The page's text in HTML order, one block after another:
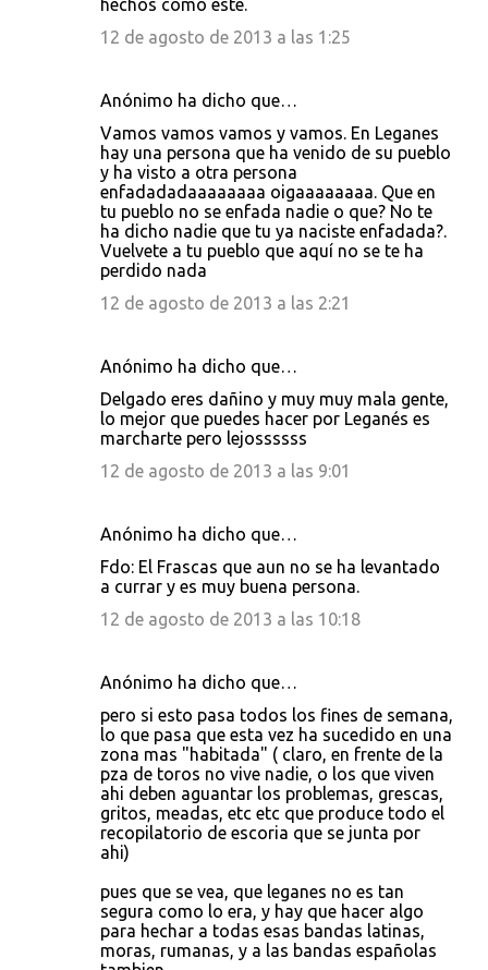
hechos como este.
12 de agosto de 2013 a las 1:25
Anónimo ha dicho que…
Vamos vamos vamos y vamos. En Leganes
hay una persona que ha venido de su pueblo
y ha visto a otra persona
enfadadadaaaaaaaa oigaaaaaaaa. Que en
tu pueblo no se enfada nadie o que? No te
ha dicho nadie que tu ya naciste enfadada?.
Vuelvete a tu pueblo que aquí no se te ha
perdido nada
12 de agosto de 2013 a las 2:21
Anónimo ha dicho que…
Delgado eres dañino y muy muy mala gente,
lo mejor que puedes hacer por Leganés es
marcharte pero lejossssss
12 de agosto de 2013 a las 9:01
Anónimo ha dicho que…
Fdo: El Frascas que aun no se ha levantado
a currar y es muy buena persona.
12 de agosto de 2013 a las 10:18
Anónimo ha dicho que…
pero si esto pasa todos los fines de semana,
lo que pasa que esta vez ha sucedido en una
zona mas "habitada" ( claro, en frente de la
pza de toros no vive nadie, o los que viven
ahi deben aguantar los problemas, grescas,
gritos, meadas, etc etc que produce todo el
recopilatorio de escoria que se junta por
ahi)
pues que se vea, que leganes no es tan
segura como lo era, y hay que hacer algo
para hechar a todas esas bandas latinas,
moras, rumanas, y a las bandas españolas